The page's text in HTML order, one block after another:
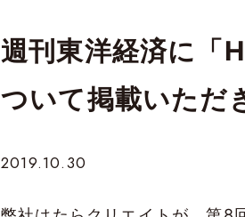
週刊東洋経済に「
ついて掲載いただ
2019.10.30